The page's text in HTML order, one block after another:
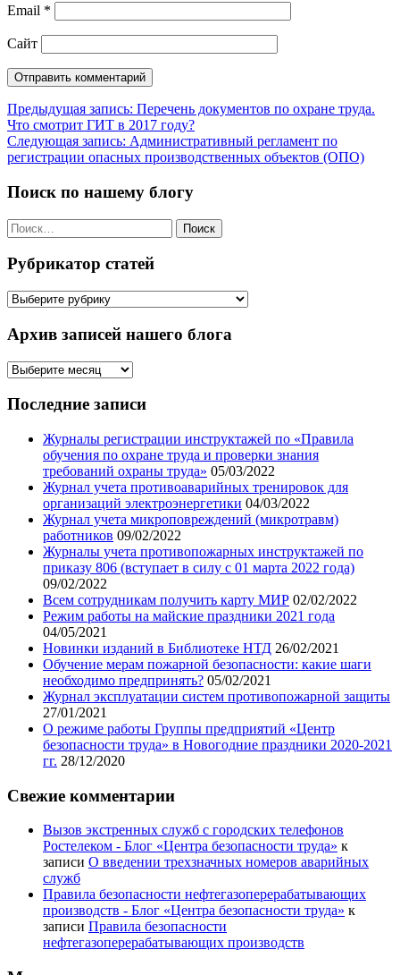
Email *
Сайт
Навигация
по
записям
Предыдущая запись: Перечень документов по охране труда.
Что смотрит ГИТ в 2017 году?
Следующая запись: Административный регламент по
регистрации опасных производственных объектов (ОПО)
Поиск по нашему блогу
Найти:
Рубрикатор статей
Рубрикатор
Архив записей нашего блога
Архив
нашего
Последние записи
Журналы регистрации инструктажей по «Правила
обучения по охране труда и проверки знания
требований охраны труда» 05/03/2022
Журнал учета противоаварийных тренировок для
организаций электроэнергетики 04/03/2022
Журнал учета микроповреждений (микротравм)
работников 09/02/2022
Журналы учета противопожарных инструктажей по
приказу 806 (вступает в силу с 01 марта 2022 года)
09/02/2022
Всем сотрудникам получить карту МИР 02/02/2022
Режим работы на майские праздники 2021 года
04/05/2021
Новинки изданий в Библиотеке НТД 26/02/2021
Обучение мерам пожарной безопасности: какие шаги
необходимо предпринять? 05/02/2021
Журнал эксплуатации систем противопожарной защиты
27/01/2021
О режиме работы Группы предприятий «Центр
безопасности труда» в Новогодние праздники 2020-2021
гг. 28/12/2020
Свежие комментарии
Вызов экстренных служб с городских телефонов
Ростелеком - Блог «Центра безопасности труда» к
записи О введении трехзначных номеров аварийных
служб
Правила безопасности нефтегазоперерабатывающих
производств - Блог «Центра безопасности труда» к
записи Правила безопасности
нефтегазоперерабатывающих производств